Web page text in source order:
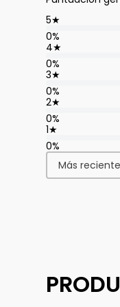
5★
0%
4★
0%
3★
0%
2★
0%
1★
0%
Más reciente